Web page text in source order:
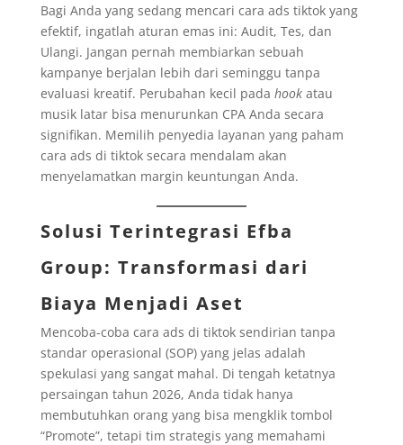
Bagi Anda yang sedang mencari cara ads tiktok yang
efektif, ingatlah aturan emas ini: Audit, Tes, dan
Ulangi. Jangan pernah membiarkan sebuah
kampanye berjalan lebih dari seminggu tanpa
evaluasi kreatif. Perubahan kecil pada hookatau
musik latar bisa menurunkan CPA Anda secara
signifikan. Memilih penyedia layanan yang paham
cara ads di tiktok secara mendalam akan
menyelamatkan margin keuntungan Anda.
Solusi Terintegrasi Efba
Group: Transformasi dari
Biaya Menjadi Aset
Mencoba-coba cara ads di tiktok sendirian tanpa
standar operasional (SOP) yang jelas adalah
spekulasi yang sangat mahal. Di tengah ketatnya
persaingan tahun 2026, Anda tidak hanya
membutuhkan orang yang bisa mengklik tombol
“Promote”, tetapi tim strategis yang memahami